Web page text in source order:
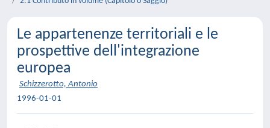
Le appartenenze territoriali e le
prospettive dell'integrazione
europea
Schizzerotto, Antonio
1996-01-01